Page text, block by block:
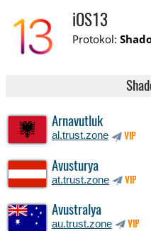
iOS13
Protokol:
Arnavutluk
al.trust.zone VIP
Avusturya
at.trust.zone VIP
Avustralya
au.trust.zone VIP